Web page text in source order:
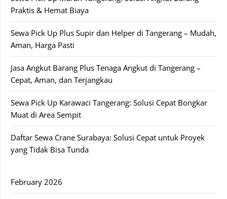
Praktis & Hemat Biaya
Sewa Pick Up Plus Supir dan Helper di Tangerang – Mudah,
Aman, Harga Pasti
Jasa Angkut Barang Plus Tenaga Angkut di Tangerang –
Cepat, Aman, dan Terjangkau
Sewa Pick Up Karawaci Tangerang: Solusi Cepat Bongkar
Muat di Area Sempit
Daftar Sewa Crane Surabaya: Solusi Cepat untuk Proyek
yang Tidak Bisa Tunda
February 2026